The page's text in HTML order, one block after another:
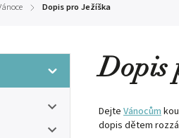
/ Dopis pro Ježíška
Dopis
Dejte Vánocům
dopis dětem